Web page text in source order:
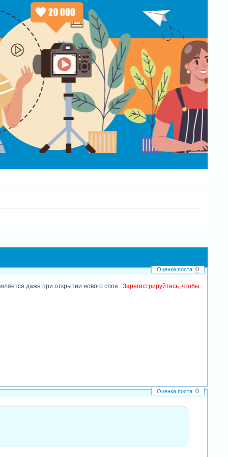
даже при открытии нового слоя . Зарегистрируйтесь, чтобы
0
0